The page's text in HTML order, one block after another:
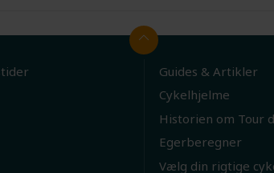
Guides & Artikler
Cykelhjelme
Historien om Tour
Egerberegner
Vælg din rigtige